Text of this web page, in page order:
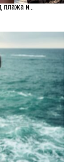
плажа и...